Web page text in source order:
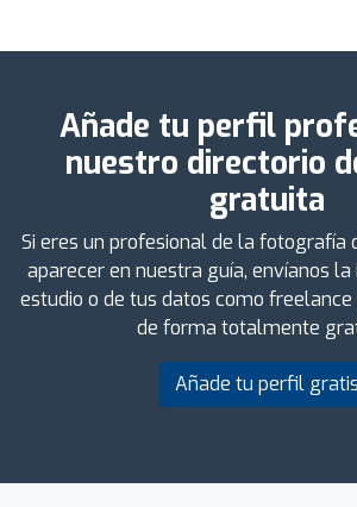
Añade tu perfil
nuestro directorio
gratuita
Si eres un profesional de la fotografía
aparecer en nuestra guía, envíanos
estudio o de tus datos como
de forma totalmente
Añade tu perfil gratis